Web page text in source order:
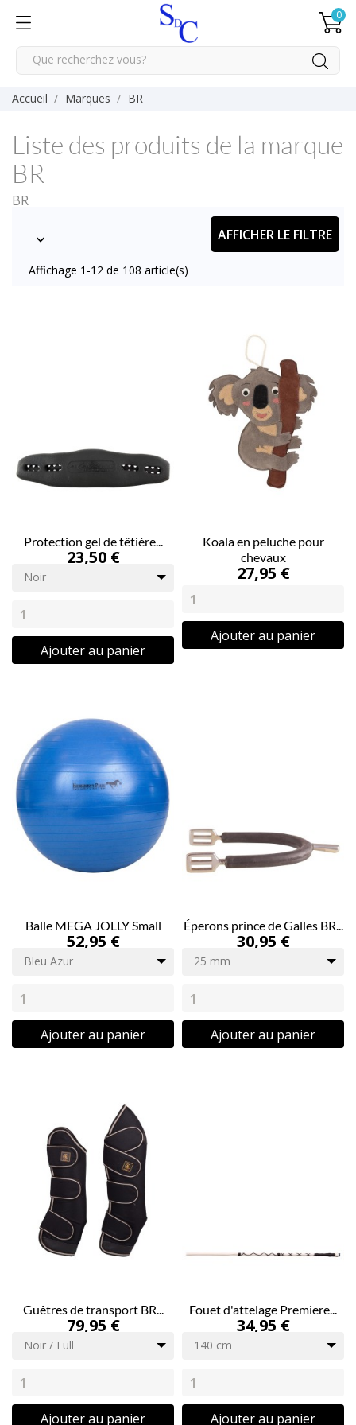
0
Accueil Marques BR
Liste des produits de la marque
BR
BR
 AFFICHER LE FILTRE
Affichage 1-12 de 108 article(s)
Protection gel de têtière...
23,50 €
Noir
Ajouter au panier
Koala en peluche pour
chevaux
27,95 €
Ajouter au panier
Balle MEGA JOLLY Small
52,95 €
Bleu Azur
Ajouter au panier
Éperons prince de Galles BR...
30,95 €
25 mm
Ajouter au panier
Guêtres de transport BR...
79,95 €
Noir / Full
Ajouter au panier
Fouet d'attelage Premiere...
34,95 €
140 cm
Ajouter au panier